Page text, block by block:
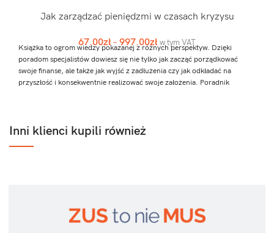
Jak zarządzać pieniędzmi w czasach kryzysu
67.00zł– 997.00zł w tym VAT
Książka to ogrom wiedzy pokazanej z różnych perspektyw. Dzięki
poradom specjalistów dowiesz się nie tylko jak zacząć porządkować
swoje finanse, ale także jak wyjść z zadłużenia czy jak odkładać na
przyszłość i konsekwentnie realizować swoje założenia. Poradnik
często jest pomijany w czasie edukacji.
Każdy rozdział został stworzony przez praktyka i eksperta w danej
Inni klienci kupili również